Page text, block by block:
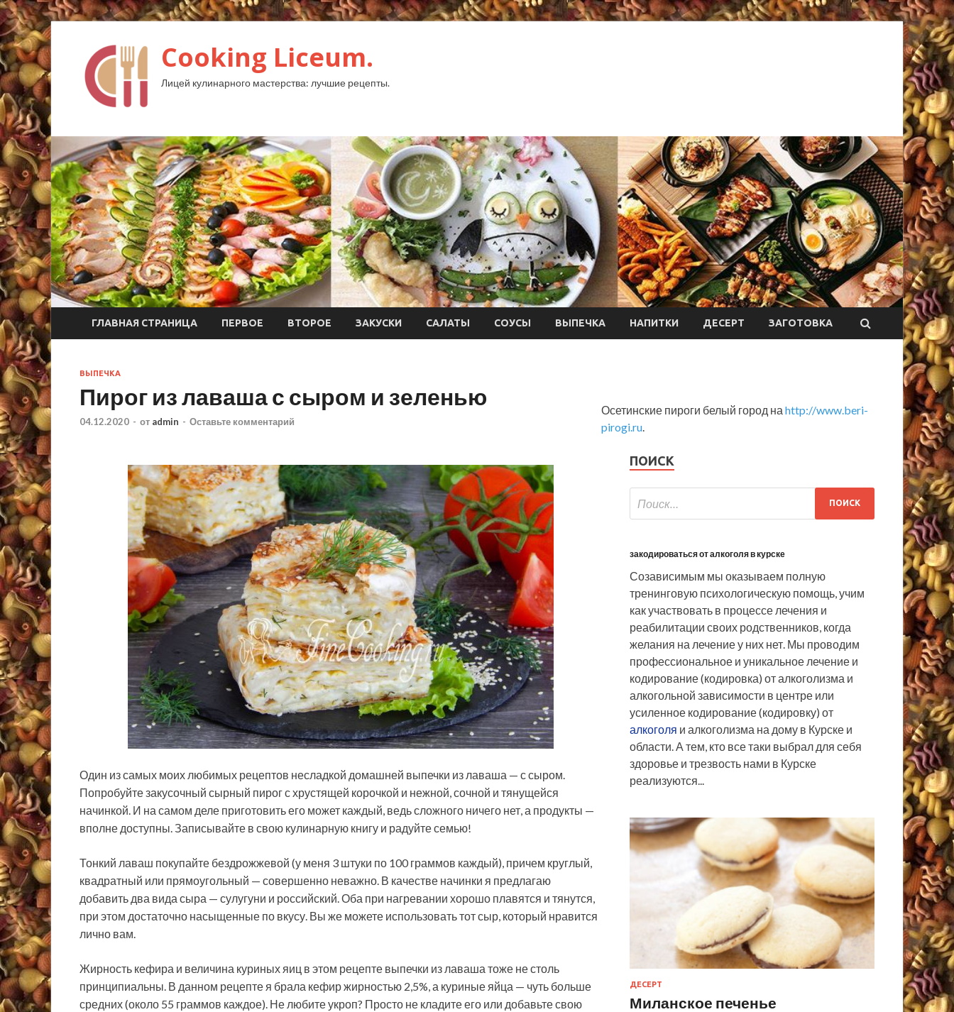
Cooking Liceum.
Лицей кулинарного мастерства: лучшие рецепты.
ГЛАВНАЯ СТРАНИЦА ПЕРВОЕ ВТОРОЕ ЗАКУСКИ САЛАТЫ СОУСЫ ВЫПЕЧКА НАПИТКИ ДЕСЕРТ ЗАГОТОВКА
ВЫПЕЧКА
Пирог из лаваша с сыром и зеленью
04.12.2020 - от admin - Оставьте комментарий
Один из самых моих любимых рецептов несладкой домашней выпечки из лаваша — с сыром.
Попробуйте закусочный сырный пирог с хрустящей корочкой и нежной, сочной и тянущейся
начинкой. И на самом деле приготовить его может каждый, ведь сложного ничего нет, а продукты —
вполне доступны. Записывайте в свою кулинарную книгу и радуйте семью!
Тонкий лаваш покупайте бездрожжевой (у меня 3 штуки по 100 граммов каждый), причем круглый,
квадратный или прямоугольный — совершенно неважно. В качестве начинки я предлагаю
добавить два вида сыра — сулугуни и российский. Оба при нагревании хорошо плавятся и тянутся,
при этом достаточно насыщенные по вкусу. Вы же можете использовать тот сыр, который нравится
лично вам.
Жирность кефира и величина куриных яиц в этом рецепте выпечки из лаваша тоже не столь
принципиальны. В данном рецепте я брала кефир жирностью 2,5%, а куриные яйца — чуть больше
средних (около 55 граммов каждое). Не любите укроп? Просто не кладите его или добавьте свою
Осетинские пироги белый город на http://www.beri-
pirogi.ru
ПОИСК
закодироваться от алкоголя в курске
Созависимым мы оказываем полную
тренинговую психологическую помощь, учим
как участвовать в процессе лечения и
реабилитации своих родственников, когда
желания на лечение у них нет. Мы проводим
профессиональное и уникальное лечение и
кодирование (кодировка) от алкоголизма и
алкогольной зависимости в центре или
усиленное кодирование (кодировку) от
алкоголя и алкоголизма на дому в Курске и
области. А тем, кто все таки выбрал для себя
здоровье и трезвость нами в Курске
реализуются...
ДЕСЕРТ
Миланское печенье